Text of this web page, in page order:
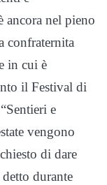
ancora nel pieno
confraternita
in cui è
il Festival di
e
vengono
di dare
durante